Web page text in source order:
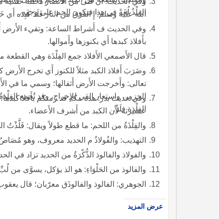
الفِلْذُ لُغَةً في هذا فيكون الجم على وجهه.
الله عليه وسلم: إِ الفَرَقَ من النار فَلَذَ كَبِدَه أَي خَوفَ النار قطع كبده.
بأَفلاذ كبدها أَي بكنوزها وأَموالها.
قال الأَصمعي الأَفلاذ جمع الفِلْذَة وهي القطعة من اللحم تقطع طولاً.
وضَرَبَ أَفلاذ الكبد مثلاً للكنوز أَي
تعالى: وأَخرجت الأَرض أَثقالها؛ وسمي ما في
الفِلْذة فِلَذٌ.
وفي حديث بدر: هذه مكة قد رمتكم بأَفلا
عشيرته لأَن الكبد من أَشرف الأَعضاء.
والفِلْذَةُ من اللحم: ما قطع طولاً ويقال: فَلَّذْتُ اللحم تقليذاً إِذا قطعته.
التهذيب: والفُولاذُ م الحديد معروف، وهو
والفولاذ والفالوذ الذُّكْرَةُ من الحديد تزاد في
والفالوذ من الحَلْوَاءِ: هو الذ يؤكل، يسوَّى
الجوهري: الفالوذ والفالوذَق معرّبان؛ قال
عرض المزيد